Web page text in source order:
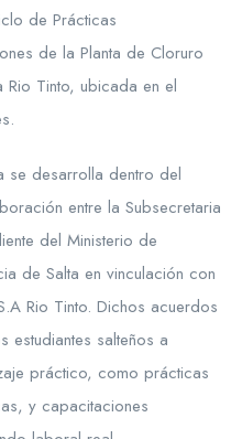
de Prácticas
de la Planta de Cloruro
Rio Tinto, ubicada en el
se desarrolla dentro del
entre la Subsecretaria
del Ministerio de
de Salta en vinculación con
Rio Tinto. Dichos acuerdos
estudiantes salteños a
práctico, como prácticas
y capacitaciones